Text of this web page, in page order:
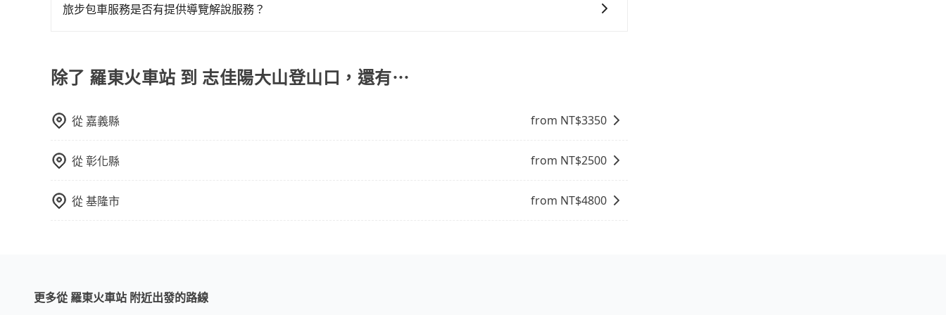
午以前均可全額取消退費，如已經決定好要從羅東火車站去志佳陽大山登山口，請儘早下訂以把握最划算的價
清明掃墓、包車旅遊、參加喜宴/喪禮、就醫回診、登山露營、學生搬家、投票返鄉、商務出差、貴賓來訪、寵
旅步包車服務是否有提供導覽解說服務？
除了 羅東火車站 到 志佳陽大山登山口，還有⋯
從 嘉義縣 from NT$3350
從彰化縣 from NT$2500
從基隆市 from NT$4800
更多從 羅東火車站 附近出發的路線